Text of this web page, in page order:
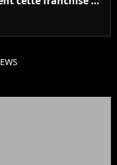
vieille de 40 ans